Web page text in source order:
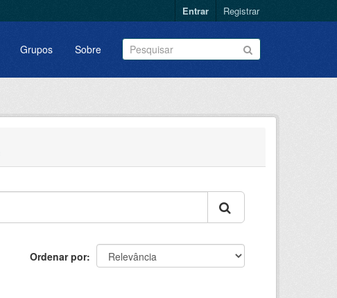
Entrar Registrar
Grupos Sobre
Ordenar por